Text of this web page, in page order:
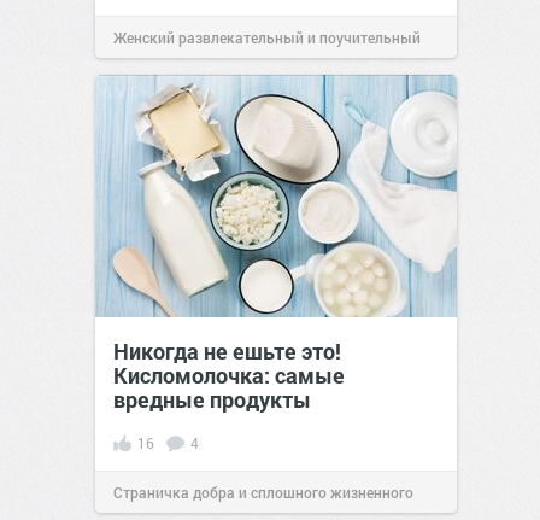
Женский развлекательный и поучительный
сайт.23:0420 авг 2023
Никогда не ешьте это!
Кисломолочка: самые
вредные продукты
16 4
Страничка добра и сплошного жизненного